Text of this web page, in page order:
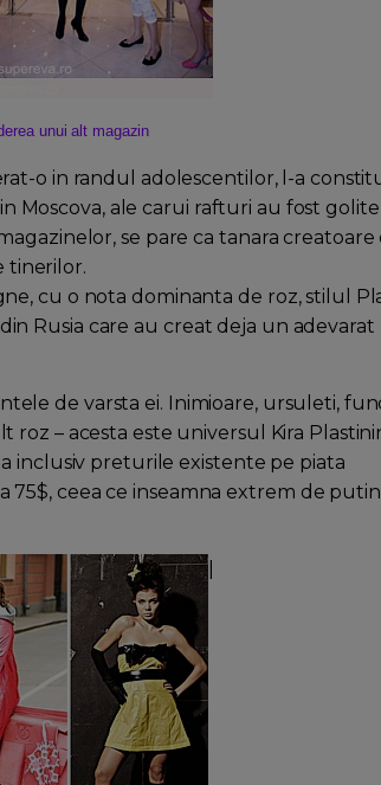
unui alt magazin
o in randul adolescentilor, l-a
Moscova, ale carui rafturi au fost golite
se pare ca tanara creatoare
tinerilor.
cu o nota dominanta de roz, stilul
Rusia care au creat deja un adevarat
de varsta ei. Inimioare, ursuleti,
– acesta este universul Kira
inclusiv preturile existente pe piata
75$, ceea ce inseamna extrem de putin
|